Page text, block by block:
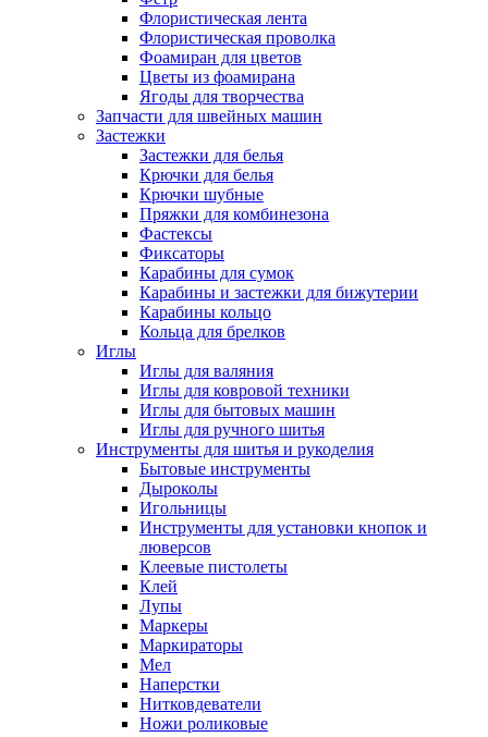
Флористическая лента
Флористическая проволка
Фоамиран для цветов
Цветы из фоамирана
Ягоды для творчества
Запчасти для швейных машин
Застежки
Застежки для белья
Крючки для белья
Крючки шубные
Пряжки для комбинезона
Фастексы
Фиксаторы
Карабины для сумок
Карабины и застежки для бижутерии
Карабины кольцо
Кольца для брелков
Иглы
Иглы для валяния
Иглы для ковровой техники
Иглы для бытовых машин
Иглы для ручного шитья
Инструменты для шитья и рукоделия
Бытовые инструменты
Дыроколы
Игольницы
Инструменты для установки кнопок и
люверсов
Клеевые пистолеты
Клей
Лупы
Маркеры
Маркираторы
Мел
Наперстки
Нитковдеватели
Ножи роликовые